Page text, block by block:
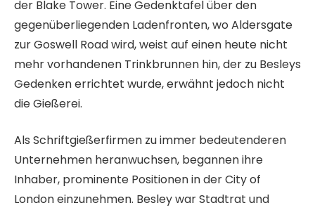
der Blake Tower. Eine Gedenktafel über den
gegenüberliegenden Ladenfronten, wo Aldersgate
zur Goswell Road wird, weist auf einen heute nicht
mehr vorhandenen Trinkbrunnen hin, der zu Besleys
Gedenken errichtet wurde, erwähnt jedoch nicht
die Gießerei.
Als Schriftgießerfirmen zu immer bedeutenderen
Unternehmen heranwuchsen, begannen ihre
Inhaber, prominente Positionen in der City of
London einzunehmen. Besley war Stadtrat und